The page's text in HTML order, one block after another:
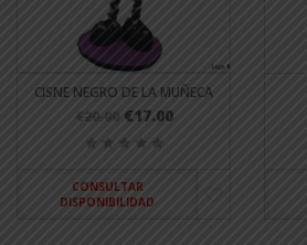
CISNE NEGRO DE LA MUÑECA
€20.00 €17.00
CONSULTAR
DISPONIBILIDAD